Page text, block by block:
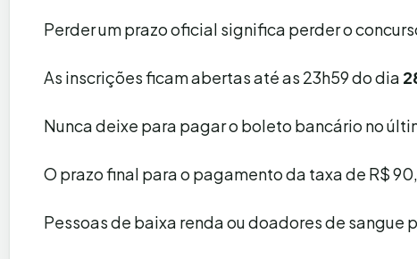
Perder um prazo oficial significa perder o
As inscrições ficam abertas até as 23h59 do dia
Nunca deixe para pagar o boleto bancário no
O prazo final para o pagamento da taxa de R$
Pessoas de baixa renda ou doadores de sangue